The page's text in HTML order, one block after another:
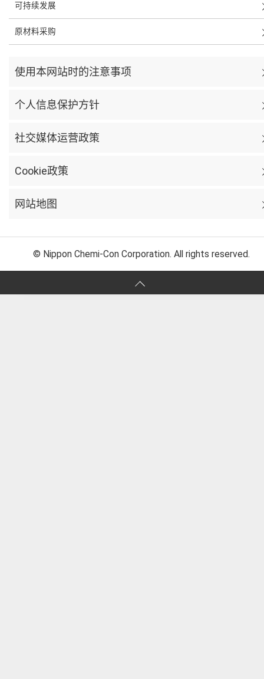
可持续发展
原材料采购
使用本网站时的注意事项
个人信息保护方针
社交媒体运营政策
Cookie政策
网站地图
© Nippon Chemi-Con Corporation. All rights reserved.